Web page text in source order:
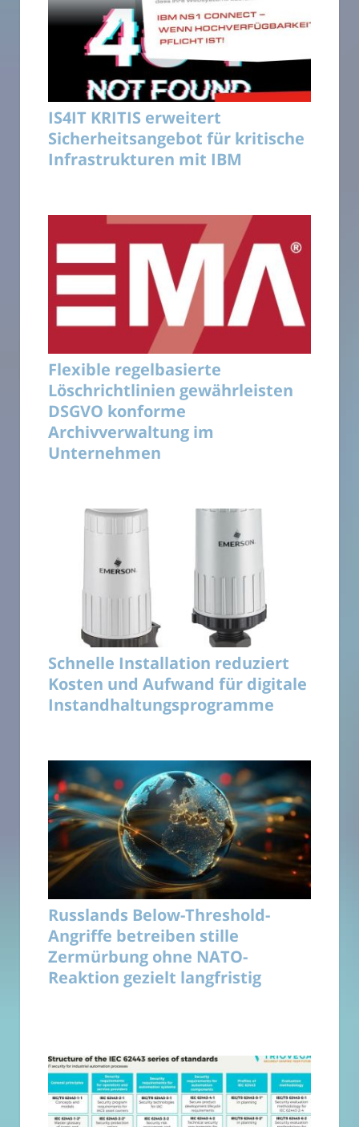
IS4IT KRITIS erweitert
Sicherheitsangebot für kritische
Infrastrukturen mit IBM
Flexible regelbasierte
Löschrichtlinien gewährleisten
DSGVO konforme
Archivverwaltung im
Unternehmen
Schnelle Installation reduziert
Kosten und Aufwand für digitale
Instandhaltungsprogramme
Russlands Below-Threshold-
Angriffe betreiben stille
Zermürbung ohne NATO-
Reaktion gezielt langfristig